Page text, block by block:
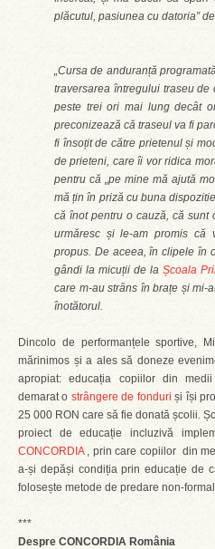
plăcutul, pasiunea cu datoria”
„Cursa de anduranță
traversarea întregului traseu
peste trei ori mai lung decât
preconizează că traseul va fi
fi însoțit de către prietenul și
de prieteni, care îi vor ridica
pentru că „pe mine mă ajută
mă țin în priză cu buna
că înot pentru o cauză, că sunt
urmăresc și le-am promis că
propus. De aceea, în clipele în
gândi la micuții de la Școala
care m-au strâns în brațe și mi-
înotătorul.
Dincolo de performanțele sportive,
mărinimos și a ales să doneze
apropiat: educația copiilor din
demarat o strângere de fonduri și își
25 000 RON care să fie donată școlii.
proiect de educație incluzivă
CONCORDIA, prin care copiilor din
a-și depăși condiția prin educație de
folosește metode de predare non-
***
Despre CONCORDIA România